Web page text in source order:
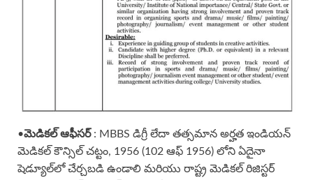
•మెడికల్ ఆఫీసర్: MBBS డిగ్రీ లేదా తత్సమాన అర్హత ఇండియన్
మెడికల్ కౌన్సిల్ చట్టం, 1956 (102 ఆఫ్ 1956) లోని ఏదైనా
షెడ్యూల్‌లో చేర్చబడి ఉండాలి మరియు రాష్ట్ర మెడికల్ రిజిస్టర్